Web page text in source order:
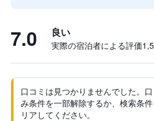
7.0 良い
実際の宿泊者による評価
口コミは見つかりませんでした。
み条件を一部解除するか、検索条
リアしてください。